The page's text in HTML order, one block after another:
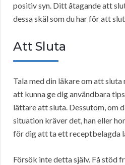
positiv syn. Ditt åtagande att
dessa skäl som du har för att
Att Sluta
Tala med din läkare om att
att kunna ge dig användbara
lättare att sluta. Dessutom, om
situation kräver det, han eller
för dig att ta ett receptbelagda
Försök inte detta själv. Få stöd